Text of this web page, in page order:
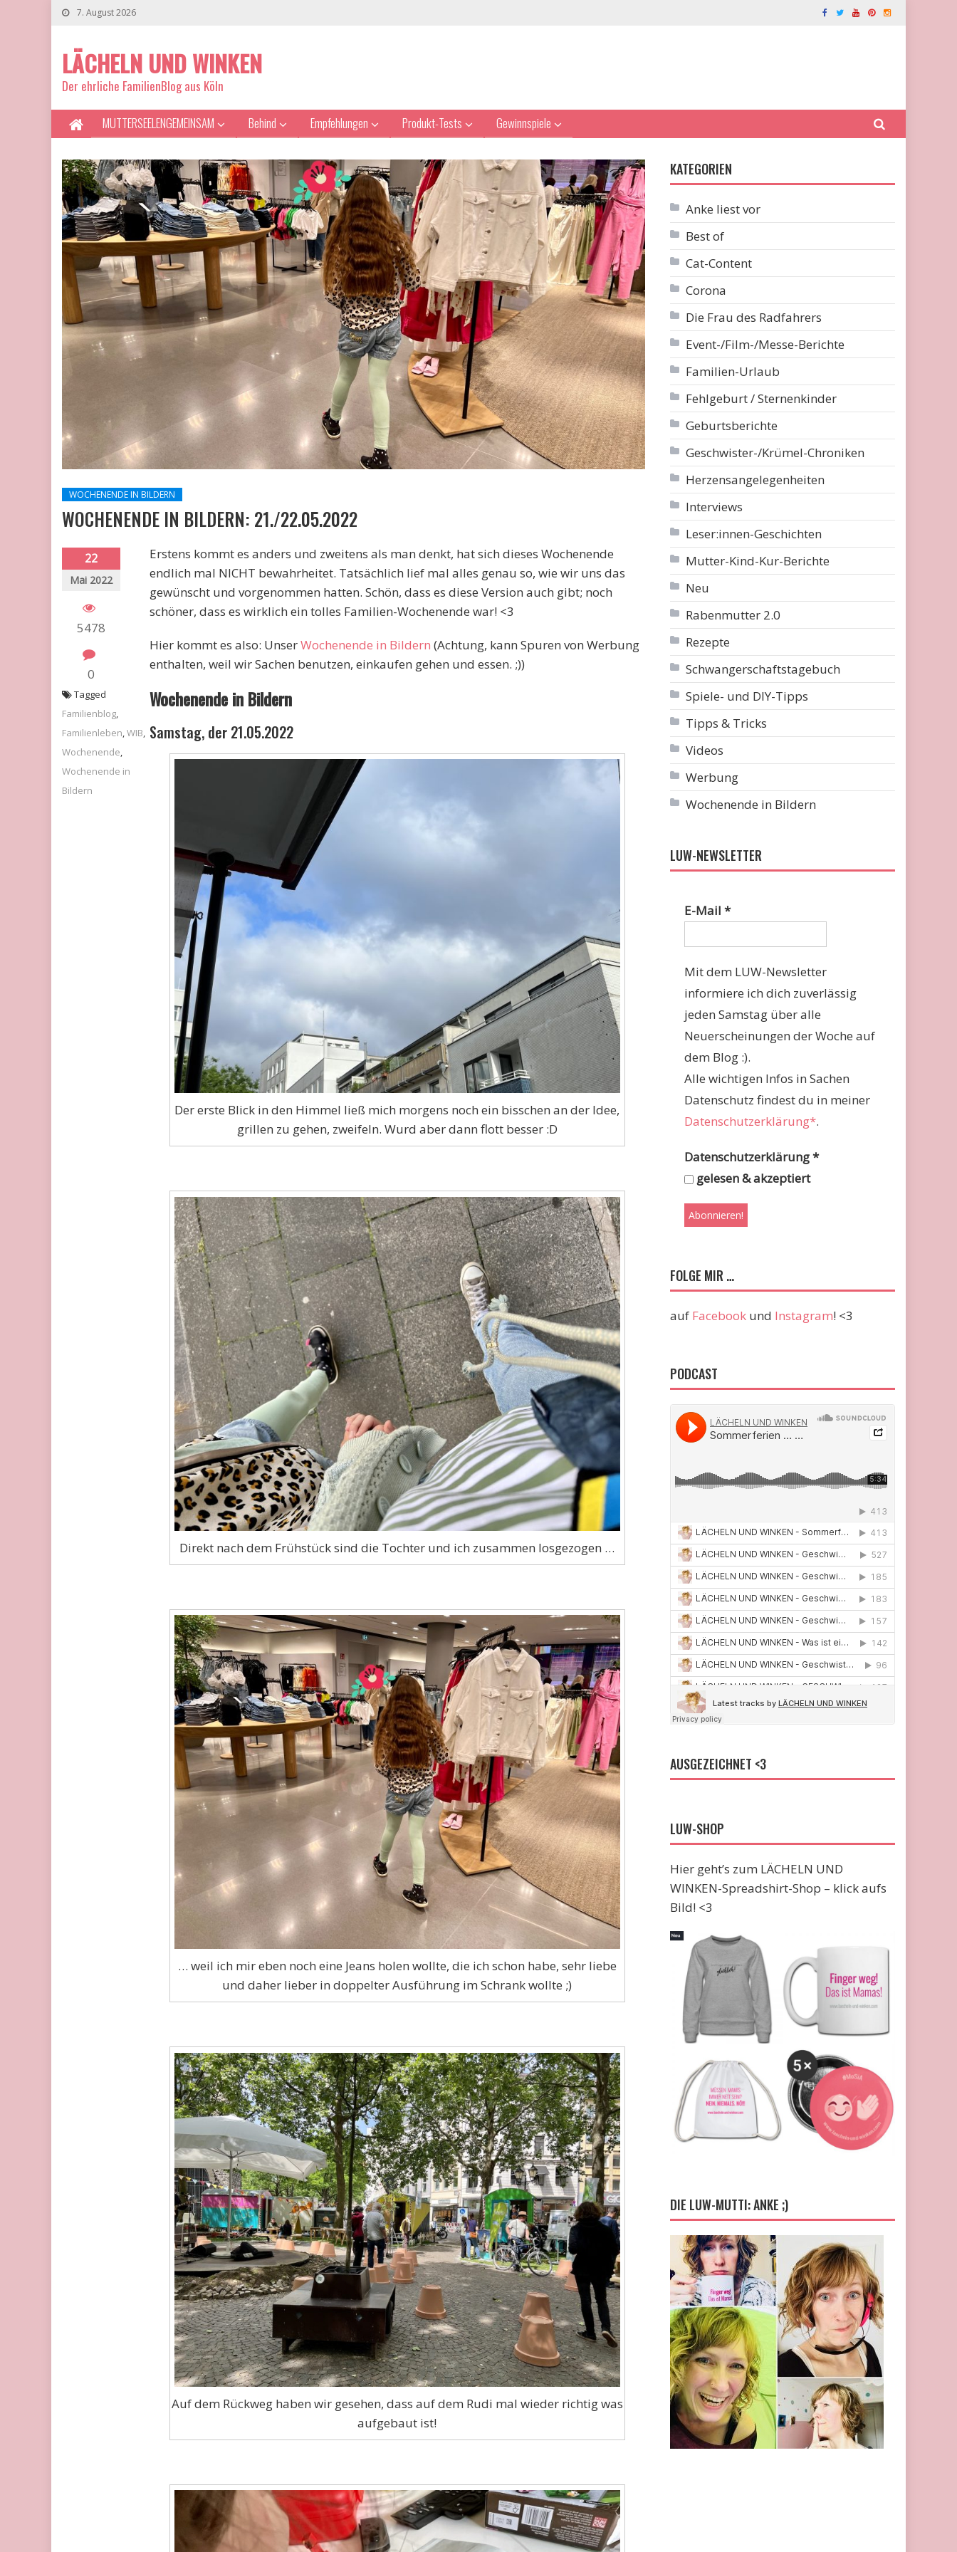
7. August 2026
LÄCHELN UND WINKEN
Der ehrliche FamilienBlog aus Köln
MUTTERSEELENGEMEINSAM Behind Empfehlungen Produkt-Tests Gewinnspiele
WOCHENENDE IN BILDERN
WOCHENENDE IN BILDERN: 21./22.05.2022
22
Mai 2022
5478
0
Erstens kommt es anders und zweitens als man denkt, hat sich dieses Wochenende
endlich mal NICHT bewahrheitet. Tatsächlich lief mal alles genau so, wie wir uns das
gewünscht und vorgenommen hatten. Schön, dass es diese Version auch gibt; noch
schöner, dass es wirklich ein tolles Familien-Wochenende war! <3
Hier kommt es also: UnserWochenende in Bildern (Achtung, kann Spuren von Werbung
enthalten, weil wir Sachen benutzen, einkaufen gehen und essen. ;))
Wochenende in Bildern
Samstag, der 21.05.2022
Der erste Blick in den Himmel ließ mich morgens noch ein bisschen an der Idee,
grillen zu gehen, zweifeln. Wurd aber dann flott besser :D
Direkt nach dem Frühstück sind die Tochter und ich zusammen losgezogen …
… weil ich mir eben noch eine Jeans holen wollte, die ich schon habe, sehr liebe
und daher lieber in doppelter Ausführung im Schrank wollte ;)
Auf dem Rückweg haben wir gesehen, dass auf dem Rudi mal wieder richtig was
aufgebaut ist!
Tagged
Familienblog
Familienleben WIB
Wochenende
Wochenende in
Bildern
KATEGORIEN
Anke liest vor
Best of
Cat-Content
Corona
Die Frau des Radfahrers
Event-/Film-/Messe-Berichte
Familien-Urlaub
Fehlgeburt / Sternenkinder
Geburtsberichte
Geschwister-/Krümel-Chroniken
Herzensangelegenheiten
Interviews
Leser:innen-Geschichten
Mutter-Kind-Kur-Berichte
Neu
Rabenmutter 2.0
Rezepte
Schwangerschaftstagebuch
Spiele- und DIY-Tipps
Tipps & Tricks
Videos
Werbung
Wochenende in Bildern
LUW-NEWSLETTER
E-Mail*
Mit dem LUW-Newsletter
informiere ich dich zuverlässig
jeden Samstag über alle
Neuerscheinungen der Woche auf
dem Blog :).
Alle wichtigen Infos in Sachen
Datenschutz findest du in meiner
Datenschutzerklärung*.
Datenschutzerklärung*
gelesen & akzeptiert
FOLGE MIR …
auf Facebook und Instagram! <3
PODCAST
AUSGEZEICHNET <3
LUW-SHOP
Hier geht’s zum LÄCHELN UND
WINKEN-Spreadshirt-Shop – klick aufs
Bild! <3
DIE LUW-MUTTI: ANKE ;)